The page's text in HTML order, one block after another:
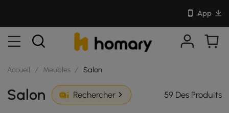
App
Accueil / Meubles / Salon
Salon Rechercher 59 Des Produits